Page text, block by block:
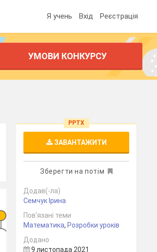
Я учень Вхід Реєстрація
УМОВИ КОНКУРСУ
PPTX
ЗАВАНТАЖИТИ
Зберегти на потім
Додав(-ла)
Семчук Ірина
Пов’язані теми
Математика, Розробки уроків
Додано
9 листопада 2021